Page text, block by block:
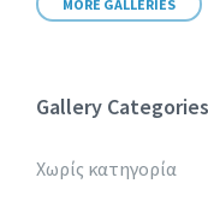
MORE GALLERIES
Gallery Categories
Χωρίς κατηγορία